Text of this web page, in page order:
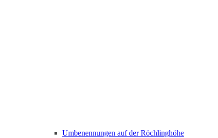
Umbenennungen auf der Röchlinghöhe